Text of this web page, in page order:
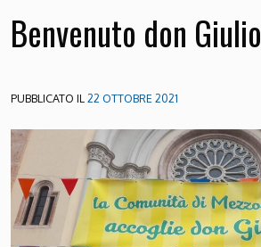
Benvenuto don Giulio
PUBBLICATO IL22 OTTOBRE 2021